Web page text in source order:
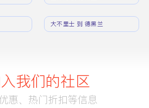
大不里士 到 德黑兰
我们的社区
惠、热门折扣等信息